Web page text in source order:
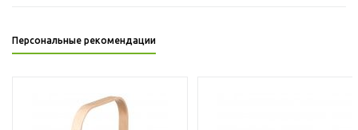
Персональные рекомендации